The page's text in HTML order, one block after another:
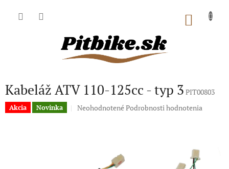
Kabeláž ATV 110-125cc - typ 3 PIT00803
Akcia Novinka
Priemerné
NeohodnotenéPodrobnosti hodnotenia